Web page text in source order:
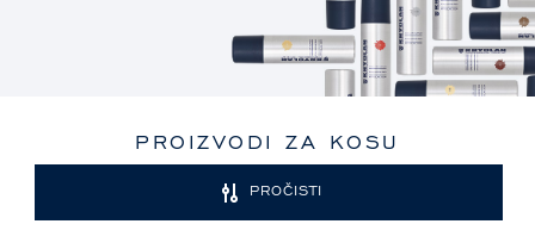
PROIZVODI ZA KOSU
PROČISTI